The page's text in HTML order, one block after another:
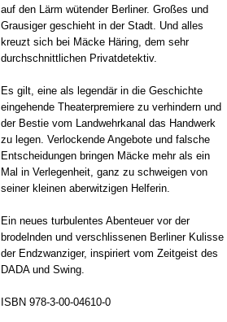
auf den Lärm wütender Berliner. Großes und
Grausiger geschieht in der Stadt. Und alles
kreuzt sich bei Mäcke Häring, dem sehr
durchschnittlichen Privatdetektiv.
Es gilt, eine als legendär in die Geschichte
eingehende Theaterpremiere zu verhindern und
der Bestie vom Landwehrkanal das Handwerk
zu legen. Verlockende Angebote und falsche
Entscheidungen bringen Mäcke mehr als ein
Mal in Verlegenheit, ganz zu schweigen von
seiner kleinen aberwitzigen Helferin.
Ein neues turbulentes Abenteuer vor der
brodelnden und verschlissenen Berliner Kulisse
der Endzwanziger, inspiriert vom Zeitgeist des
DADA und Swing.
ISBN 978-3-00-04610-0